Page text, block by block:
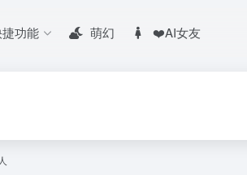
功能 萌幻 ❤️AI女友